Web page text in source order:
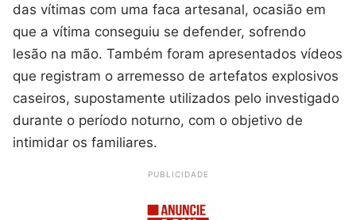
das vítimas com uma faca artesanal, ocasião em
que a vítima conseguiu se defender, sofrendo
lesão na mão. Também foram apresentados vídeos
que registram o arremesso de artefatos explosivos
caseiros, supostamente utilizados pelo investigado
durante o período noturno, com o objetivo de
intimidar os familiares.
PUBLICIDADE